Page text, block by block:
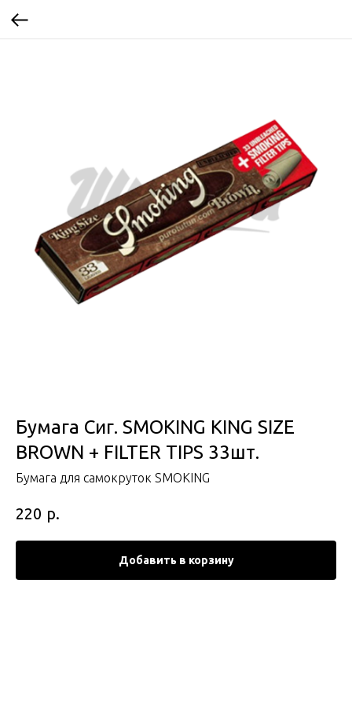
Бумага Сиг. SMOKING KING SIZE
BROWN + FILTER TIPS 33шт.
Бумага для самокруток SMOKING
220 р.
Добавить в корзину